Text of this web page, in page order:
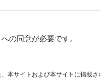
への同意が必要です。
本サイトおよび本サイトに掲載